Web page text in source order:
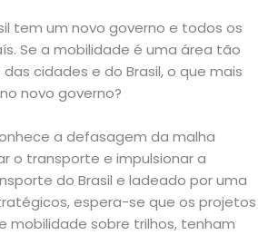
tem um novo governo e todos os
Se a mobilidade é uma área tão
cidades e do Brasil, o que mais
novo governo?
a defasagem da malha
o transporte e impulsionar a
do Brasil e ladeado por uma
espera-se que os projetos
mobilidade sobre trilhos, tenham